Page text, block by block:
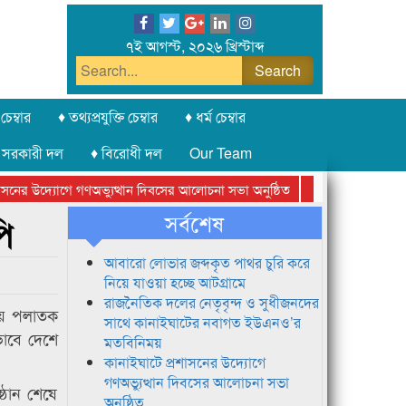
৭ই আগস্ট, ২০২৬ খ্রিস্টাব্দ
♦ তথ্যপ্রযুক্তি চেম্বার
♦ ধর্ম চেম্বার
দল
♦ বিরোধী দল Our Team
উদ্যোগে গণঅভ্যুত্থান দিবসের আলোচনা সভা অনুষ্ঠিত সিলেট অনলাইন
পলাতক
দেশে
শেষে
সর্বশেষ
আবারো লোভার জব্দকৃত পাথর চুরি করে
নিয়ে যাওয়া হচ্ছে আটগ্রামে
রাজনৈতিক দলের নেতৃবৃন্দ ও সুধীজনদের
সাথে কানাইঘাটের নবাগত ইউএনও’র
মতবিনিময়
কানাইঘাটে প্রশাসনের উদ্যোগে
গণঅভ্যুত্থান দিবসের আলোচনা সভা